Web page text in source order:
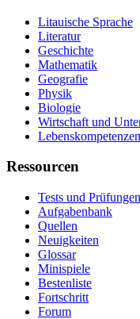
Litauische Sprache
Literatur
Geschichte
Mathematik
Geografie
Physik
Biologie
Wirtschaft und
Lebenskompetenzen
Ressourcen
Tests und Prüfungen
Aufgabenbank
Quellen
Neuigkeiten
Glossar
Minispiele
Bestenliste
Fortschritt
Forum